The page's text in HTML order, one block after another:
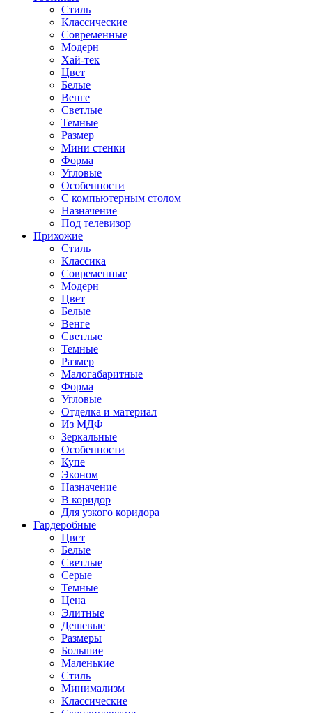
Стиль
Классические
Современные
Модерн
Хай-тек
Цвет
Белые
Венге
Светлые
Темные
Размер
Мини стенки
Форма
Угловые
Особенности
С компьютерным столом
Назначение
Под телевизор
Прихожие
Стиль
Классика
Современные
Модерн
Цвет
Белые
Венге
Светлые
Темные
Размер
Малогабаритные
Форма
Угловые
Отделка и материал
Из МДФ
Зеркальные
Особенности
Купе
Эконом
Назначение
В коридор
Для узкого коридора
Гардеробные
Цвет
Белые
Светлые
Серые
Темные
Цена
Элитные
Дешевые
Размеры
Большие
Маленькие
Стиль
Минимализм
Классические